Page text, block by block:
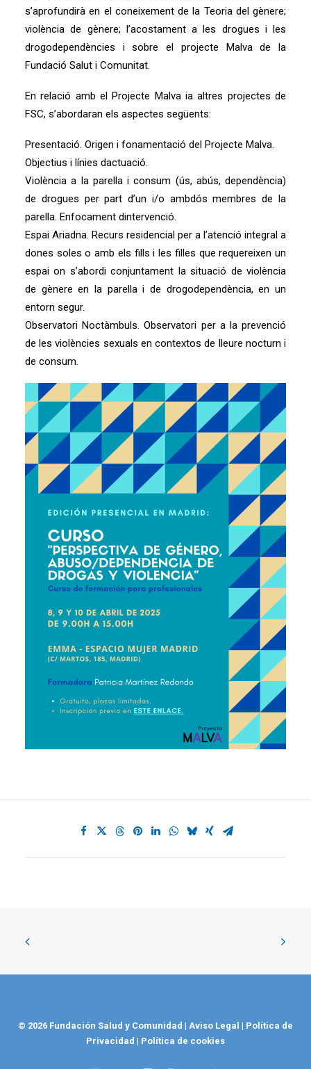
s’aprofundirà en el coneixement de la Teoria del gènere;
violència de gènere; l’acostament a les drogues i les
drogodependències i sobre el projecte Malva de la
Fundació Salut i Comunitat.
En relació amb el Projecte Malva ia altres projectes de
FSC, s’abordaran els aspectes següents:
Presentació. Origen i fonamentació del Projecte Malva.
Objectius i línies dactuació.
Violència a la parella i consum (ús, abús, dependència)
de drogues per part d’un i/o ambdós membres de la
parella. Enfocament dintervenció.
Espai Ariadna. Recurs residencial per a l’atenció integral a
dones soles o amb els fills i les filles que requereixen un
espai on s’abordi conjuntament la situació de violència
de gènere en la parella i de drogodependència, en un
entorn segur.
Observatori Noctàmbuls. Observatori per a la prevenció
de les violències sexuals en contextos de lleure nocturn i
de consum.
© 2026 Fundación Salud y Comunidad | Aviso Legal | Política de
Privacidad | Política de cookies